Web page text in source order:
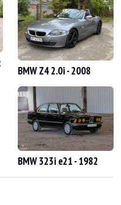
POJAZDU
ma 125 000 km przebiegu.
BMW Z4 2.0i - 2008
BMW 323i e21 - 1982